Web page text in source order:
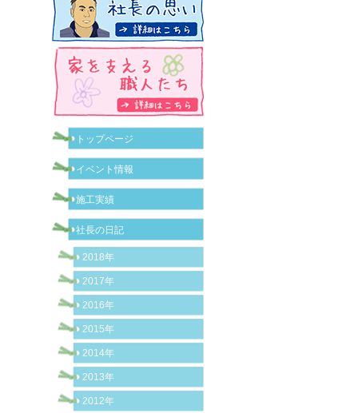
トップページ
イベント情報
施工実績
社長の日記
2018年
2017年
2016年
2015年
2014年
2013年
2012年